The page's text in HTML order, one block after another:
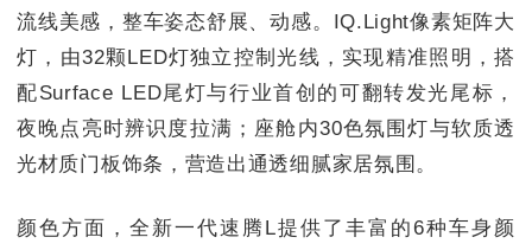
流线美感，整车姿态舒展、动感。IQ.Light像素矩阵大
灯，由32颗LED灯独立控制光线，实现精准照明，搭
配Surface LED尾灯与行业首创的可翻转发光尾标，
夜晚点亮时辨识度拉满；座舱内30色氛围灯与软质透
光材质门板饰条，营造出通透细腻家居氛围。
颜色方面，全新一代速腾L提供了丰富的6种车身颜